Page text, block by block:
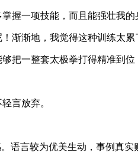
握一项技能，而且能强壮我的
渐渐地，我觉得这种训练太累
把一整套太极拳打得精准到位
言放弃。
语言较为优美生动，事例真实